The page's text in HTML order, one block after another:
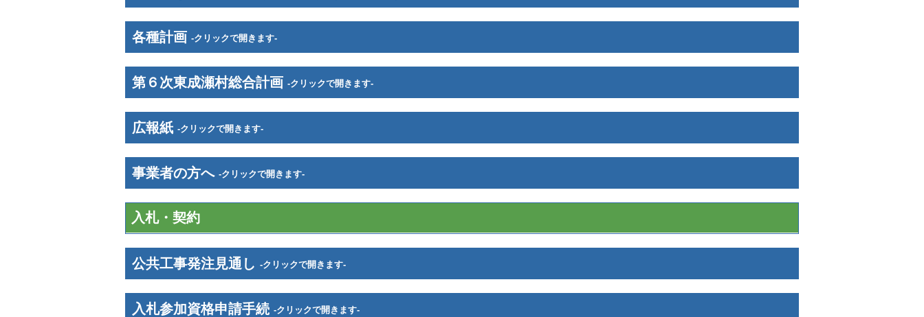
各種計画 -クリックで開きます-
第６次東成瀬村総合計画 -クリックで開きます-
広報紙 -クリックで開きます-
事業者の方へ -クリックで開きます-
入札・契約
公共工事発注見通し -クリックで開きます-
入札参加資格申請手続 -クリックで開きます-